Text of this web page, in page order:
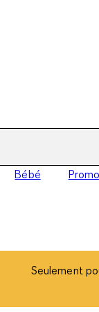
Bébé Promo
Seulement